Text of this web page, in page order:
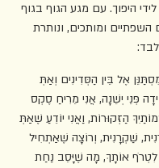
היפוך. עם מגע הגוף בגוף
ומותכים, ונותרת
אֶל בֵּין הַסְּדִינִים וְאַתְּ
פְּנֵי יְשֵׁנָה, אֲנִי מֵרִיחַ סֶקְס
הַזְּקוּרוֹת, וַאֲנִי יוֹדֵעַ שֶׁאַתְּ
שַׁקְרָנִית, וְרוֹצָה שֶׁאַתְחִיל
אוֹתָךְ, מָה שֶׁיָּסֵב נַחַת